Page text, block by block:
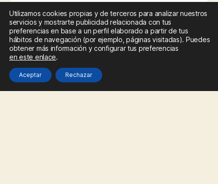
Correo electrónico*
Web
Utilizamos cookies propias y de terceros para analizar nuestros
servicios y mostrarte publicidad relacionada con tus
preferencias en base a un perfil elaborado a partir de tus
hábitos de navegación (por ejemplo, páginas visitadas). Puedes
obtener más información y configurar tus preferencias
en este enlace.
Aceptar Rechazar